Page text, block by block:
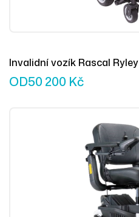
Invalidní vozík Rascal Ryley
OD50 200 Kč